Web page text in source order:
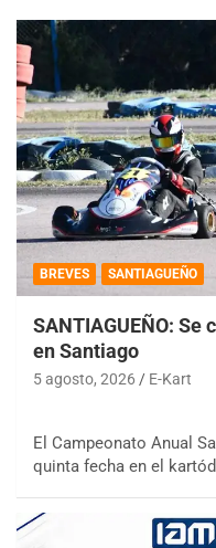
BREVES SANTIAGUEÑO
SANTIAGUEÑO:
en Santiago
5 agosto, 2026 E-Kart
El Campeonato Anual
quinta fecha en el